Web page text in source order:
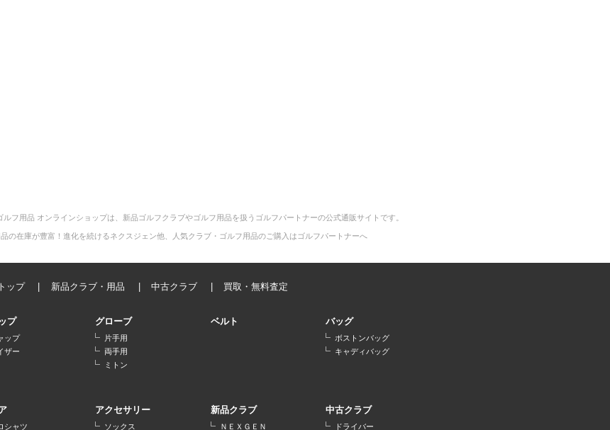
フ用品 オンラインショップは、新品ゴルフクラブやゴルフ用品を扱うゴルフパートナーの公式通販サイトです。
の在庫が豊富！進化を続けるネクスジェン他、人気クラブ・ゴルフ用品のご購入はゴルフパートナーへ
ップ 新品クラブ・用品 中古クラブ 買取・無料査定
プ
ップ
ザー
グローブ
片手用
両手用
ミトン
ベルト バッグ
ボストンバッグ
キャディバッグ
シャツ
アクセサリー
ソックス
新品クラブ
ＮＥＸＧＥＮ
中古クラブ
ドライバー